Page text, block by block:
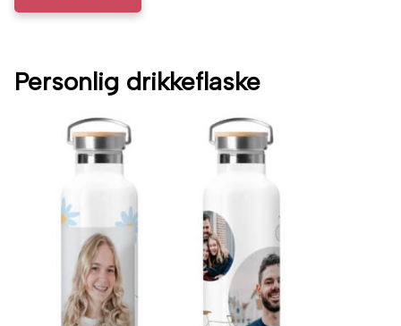
Personlig drikkeflaske